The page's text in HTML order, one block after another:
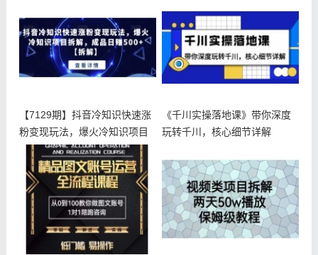
【7129期】抖音冷知识快速涨
粉变现玩法，爆火冷知识项目
拆解
《千川实操落地课》带你深度
玩转千川，核心细节详解